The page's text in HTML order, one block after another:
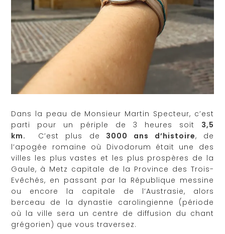
Dans la peau de Monsieur Martin Specteur, c’est
parti pour un périple de 3 heures soit 3,5
km.
C’est plus de 3000 ans d’histoire, de
l’apogée romaine où Divodorum était une des
villes les plus vastes et les plus prospères de la
Gaule, à Metz capitale de la Province des Trois-
Evêchés, en passant par la République messine
ou encore la capitale de l’Austrasie, alors
berceau de la dynastie carolingienne (période
où la ville sera un centre de diffusion du chant
grégorien) que vous traversez.